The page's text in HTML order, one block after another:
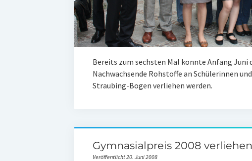
Bereits zum sechsten Mal konnte Anfang Juni
Nachwachsende Rohstoffe an Schülerinnen
Straubing-Bogen verliehen werden.
Gymnasialpreis 2008 verliehen
Veröffentlicht 20. Juni 2008